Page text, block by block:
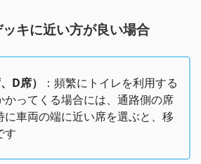
キに近い方が良い場合
D席）
：頻繁にトイレを利用する
かってくる場合には、通路側の席
に車両の端に近い席を選ぶと、移
す​